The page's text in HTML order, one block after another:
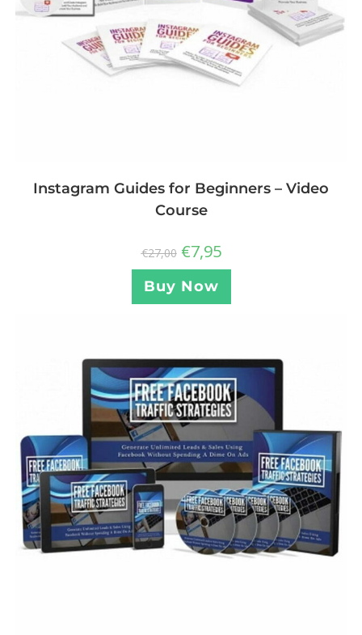
Instagram Guides for Beginners – Video
Course
€27,00 €7,95
Buy Now